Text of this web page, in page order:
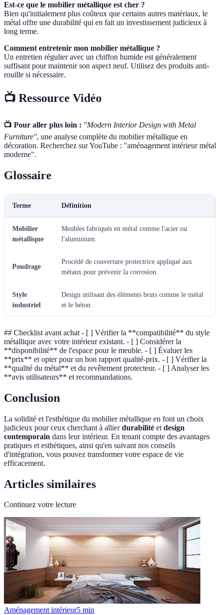
Est-ce que le mobilier métallique est cher ?
Bien qu'initialement plus coûteux que certains autres matériaux, le
métal offre une durabilité qui en fait un investissement judicieux à
long terme.
Comment entretenir mon mobilier métallique ?
Un entretien régulier avec un chiffon humide est généralement
suffisant pour maintenir son aspect neuf. Utilisez des produits anti-
rouille si nécessaire.
📺 Ressource Vidéo
📺 Pour aller plus loin : "Modern Interior Design with Metal
Furniture", une analyse complète du mobilier métallique en
décoration. Recherchez sur YouTube : "aménagement intérieur métal
moderne".
Glossaire
Terme Définition
Mobilier
métallique
Meubles fabriqués en métal comme l'acier ou
l'aluminium.
Poudrage
Procédé de couverture protectrice appliqué aux
métaux pour prévenir la corrosion.
Style
industriel
Design utilisant des éléments bruts comme le métal
et le béton.
## Checklist avant achat - [ ] Vérifier la **compatibilité** du style
métallique avec votre intérieur existant. - [ ] Considérer la
**disponibilité** de l'espace pour le meuble. - [ ] Évaluer les
**prix** et opter pour un bon rapport qualité-prix. - [ ] Vérifier la
**qualité du métal** et du revêtement protecteur. - [ ] Analyser les
**avis utilisateurs** et recommandations.
Conclusion
La solidité et l'esthétique du mobilier métallique en font un choix
judicieux pour ceux cherchant à allierdurabilité et design
contemporain dans leur intérieur. En tenant compte des avantages
pratiques et esthétiques, ainsi qu'en suivant nos conseils
d'intégration, vous pouvez transformer votre espace de vie
efficacement.
Articles similaires
Continuez votre lecture
Aménagement intérieur5 min